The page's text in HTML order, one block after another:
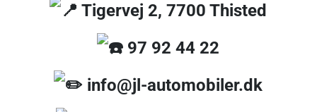
Tigervej 2, 7700 Thisted
97 92 44 22
info@jl-automobiler.dk